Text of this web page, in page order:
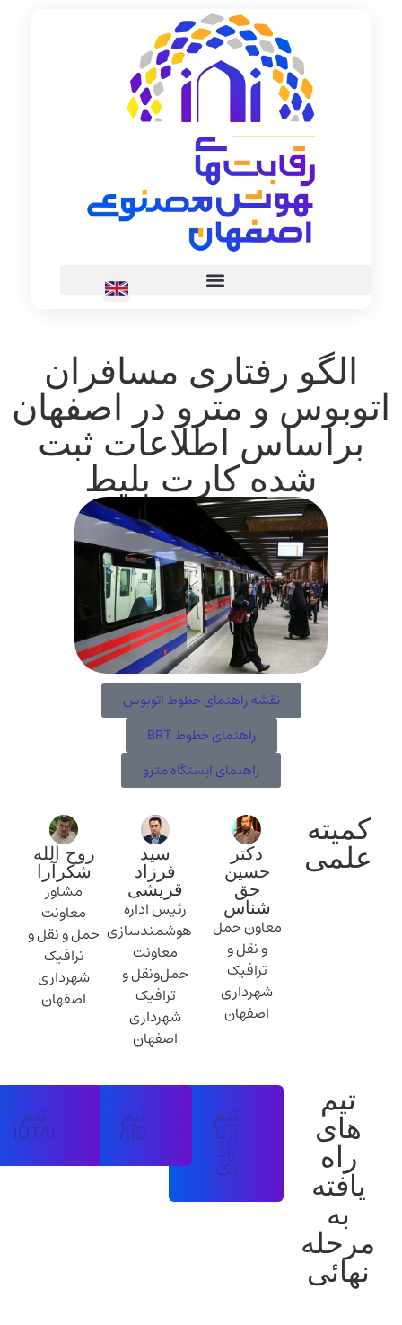
الگو رفتاری مسافران
و مترو در اصفهان
براساس اطلاعات ثبت
شده کارت بلیط
نقشه راهنمای خطوط اتوبوس
راهنمای خطوط BRT
راهنمای ایستگاه مترو
کمیته
حسین
شناس
معاون حمل
و نقل و
ترافيک
شهرداری
اصفهان
فرزاد
قریشی
رئیس اداره
هوشمندسازی
معاونت
حمل‌ونقل و
ترافیک
شهرداری
اصفهان
روح الله
شکرآرا
مشاور
معاونت
حمل و نقل و
ترافیک
شهرداری
اصفهان
تیم
های
راه
یافته
نهائی
IUTAI